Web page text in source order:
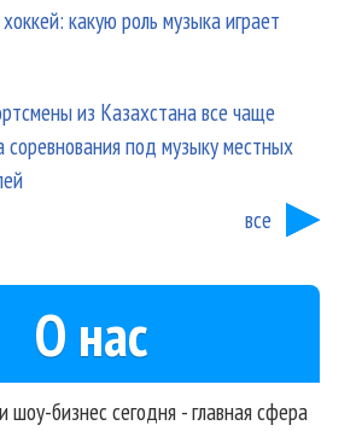
какую роль музыка играет
из Казахстана все чаще
соревнования под музыку местных
все
О нас
шоу-бизнес сегодня - главная сфера